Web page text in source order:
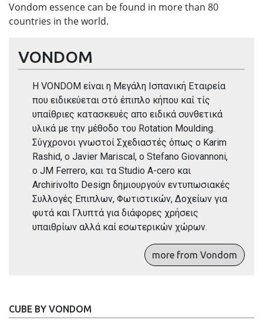
Vondom essence can be found in more than 80
countries in the world.
VONDOM
Η VONDOM είναι η Μεγάλη Ισπανική Εταιρεία
που ειδικεύεται στό έπιπλο κήπου καί τίς
υπαίθριες κατασκευές απο ειδικά συνθετικά
υλικά με την μέθοδο του Rotation Moulding.
Σύγχρονοι γνωστοί Σχεδιαστές όπως ο Karim
Rashid, o Javier Mariscal, o Stefano Giovannoni,
o JM Ferrero, και τα Studio A-cero και
Archirivolto Design δημιουργούν εντυπωσιακές
Συλλογές Επιπλων, Φωτιστικών, Δοχείων για
φυτά και Γλυπτά για διάφορες χρήσεις
υπαιθρίων αλλά καί εσωτερικών χώρων.
more from Vondom
CUBE BY VONDOM